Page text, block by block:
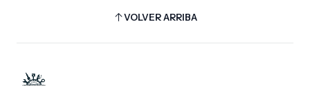
VOLVER ARRIBA